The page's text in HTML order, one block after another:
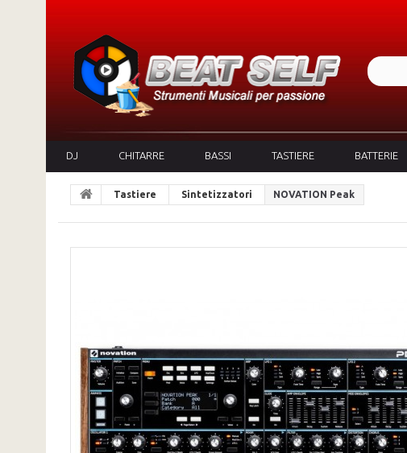
DJ CHITARRE BASSI TASTIERE BATTERIE
Tastiere Sintetizzatori NOVATION Peak